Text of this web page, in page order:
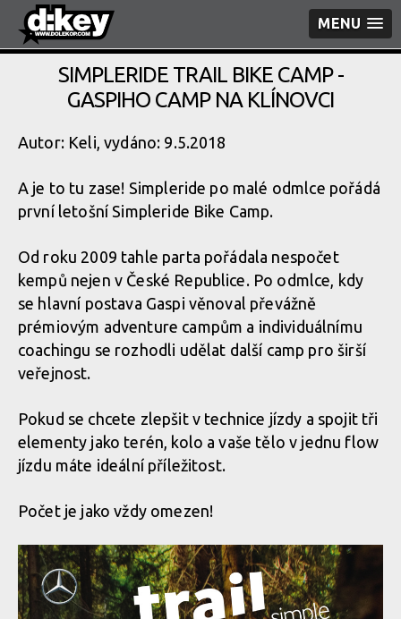
MENU
SIMPLERIDE TRAIL BIKE CAMP -
GASPIHO CAMP NA KLÍNOVCI
Autor: Keli, vydáno: 9.5.2018
A je to tu zase! Simpleride po malé odmlce pořádá
první letošní Simpleride Bike Camp.
Od roku 2009 tahle parta pořádala nespočet
kempů nejen v České Republice. Po odmlce, kdy
se hlavní postava Gaspi věnoval převážně
prémiovým adventure campům a individuálnímu
coachingu se rozhodli udělat další camp pro širší
veřejnost.
Pokud se chcete zlepšit v technice jízdy a spojit tři
elementy jako terén, kolo a vaše tělo v jednu flow
jízdu máte ideální příležitost.
Počet je jako vždy omezen!